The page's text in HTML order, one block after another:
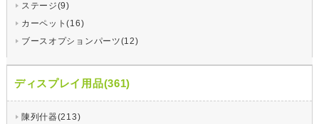
ステージ(9)
カーペット(16)
ブースオプションパーツ(12)
ディスプレイ用品(361)
陳列什器(213)